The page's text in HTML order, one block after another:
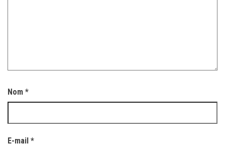
Nom *
E-mail *